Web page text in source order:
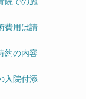
費用は請
約の内容
入院付添